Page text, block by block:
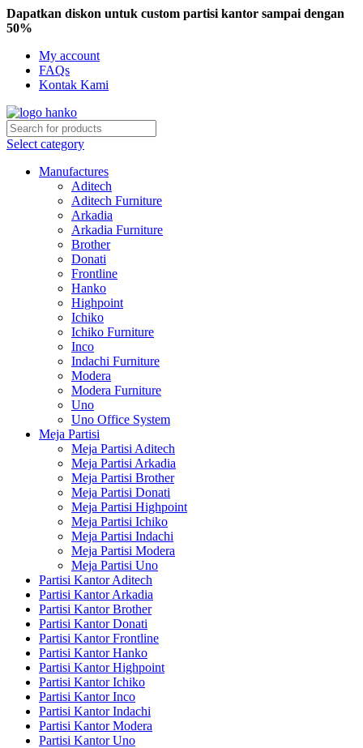
Dapatkan diskon untuk custom partisi kantor sampai dengan
50%
My account
FAQs
Kontak Kami
Select category
Manufactures
Aditech
Aditech Furniture
Arkadia
Arkadia Furniture
Brother
Donati
Frontline
Hanko
Highpoint
Ichiko
Ichiko Furniture
Inco
Indachi Furniture
Modera
Modera Furniture
Uno
Uno Office System
Meja Partisi
Meja Partisi Aditech
Meja Partisi Arkadia
Meja Partisi Brother
Meja Partisi Donati
Meja Partisi Highpoint
Meja Partisi Ichiko
Meja Partisi Indachi
Meja Partisi Modera
Meja Partisi Uno
Partisi Kantor Aditech
Partisi Kantor Arkadia
Partisi Kantor Brother
Partisi Kantor Donati
Partisi Kantor Frontline
Partisi Kantor Hanko
Partisi Kantor Highpoint
Partisi Kantor Ichiko
Partisi Kantor Inco
Partisi Kantor Indachi
Partisi Kantor Modera
Partisi Kantor Uno